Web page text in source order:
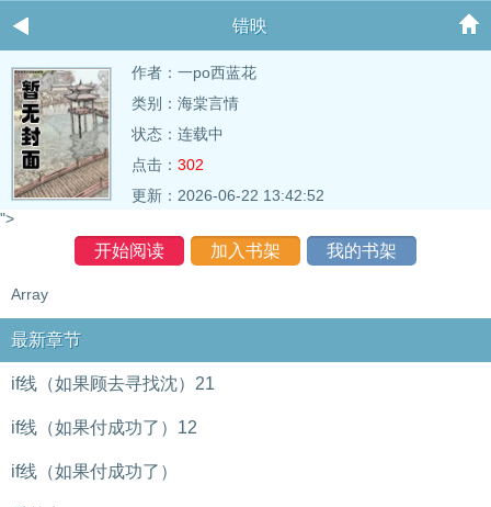
错映
作者： 一po西蓝花
类别：海棠言情
状态：连载中
点击： 302
更新：2026-06-22 13:42:52
">
开始阅读 加入书架 我的书架
Array
最新章节
if线（如果顾去寻找沈）21
if线（如果付成功了）12
if线（如果付成功了）